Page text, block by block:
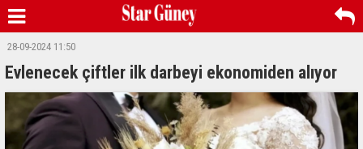
28-09-2024 11:50
Evlenecek çiftler ilk darbeyi ekonomiden alıyor